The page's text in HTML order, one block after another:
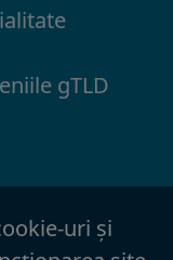
gTLD
uri şi